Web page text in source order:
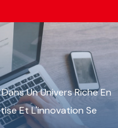
Un Univers Riche En
Et L'innovation Se